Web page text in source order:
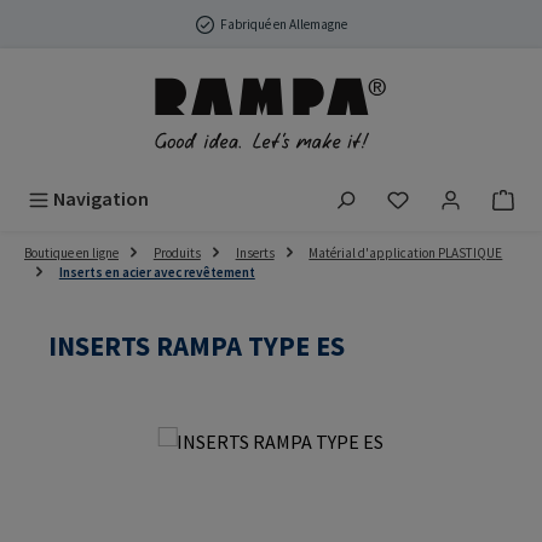
Passer au contenu principalFabriqué en Allemagne
Navigation Vous avez 0
Boutique en ligne Produits Inserts
Matérial d'application PLASTIQUE
Inserts en acier avec revêtement
INSERTS RAMPA TYPE ES
Ignorer la galerie d'images